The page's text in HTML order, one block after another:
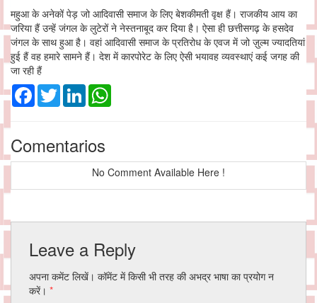
महुआ के अनेकों पेड़ जो आदिवासी समाज के लिए बेशकीमती वृक्ष हैं। राजकीय आय का
जरिया हैं उन्हें जंगल के लुटेरों ने नेस्तनाबूद कर दिया है। ऐसा ही छत्तीसगढ़ के हसदेव
जंगल के साथ हुआ है। वहां आदिवासी समाज के प्रतिरोध के एवज में जो ज़ुल्म ज्यादतियां
हुई हैं वह हमारे सामने हैं। देश में कारपोरेट के लिए ऐसी भयावह व्यवस्थाएं कई जगह की
जा रही हैं
Facebook
TwitterLinkedIn
Comentarios
No Comment Available Here !
Leave a Reply
अपना कमेंट लिखें। कॉमेंट में किसी भी तरह की अभद्र भाषा का प्रयोग न
करें। *